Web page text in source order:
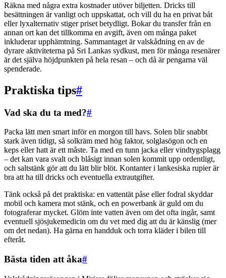
Räkna med några extra kostnader utöver biljetten. Dricks till
besättningen är vanligt och uppskattat, och vill du ha en privat båt
eller lyxalternativ stiger priset betydligt. Bokar du transfer från en
annan ort kan det tillkomma en avgift, även om många paket
inkluderar upphämtning. Sammantaget är valskådning en av de
dyrare aktiviteterna på Sri Lankas sydkust, men för många resenärer
är det själva höjdpunkten på hela resan – och då är pengarna väl
spenderade.
Praktiska tips#
Vad ska du ta med?#
Packa lätt men smart inför en morgon till havs. Solen blir snabbt
stark även tidigt, så solkräm med hög faktor, solglasögon och en
keps eller hatt är ett måste. Ta med en tunn jacka eller vindtygsplagg
– det kan vara svalt och blåsigt innan solen kommit upp ordentligt,
och saltstänk gör att du lätt blir blöt. Kontanter i lankesiska rupier är
bra att ha till dricks och eventuella extrautgifter.
Tänk också på det praktiska: en vattentät påse eller fodral skyddar
mobil och kamera mot stänk, och en powerbank är guld om du
fotograferar mycket. Glöm inte vatten även om det ofta ingår, samt
eventuell sjösjukemedicin om du vet med dig att du är känslig (mer
om det nedan). Ha gärna en handduk och torra kläder i bilen till
efteråt.
Bästa tiden att åka#